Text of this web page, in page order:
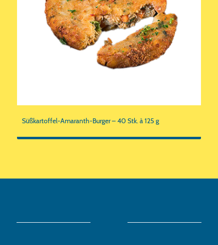
Süßkartoffel-Amaranth-Burger – 40 Stk. à 125 g